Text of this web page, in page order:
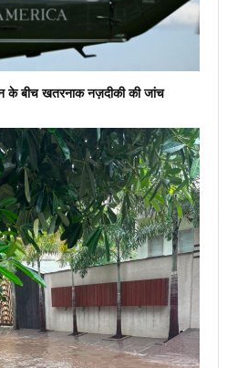
के बीच खतरनाक नज़दीकी की जांच